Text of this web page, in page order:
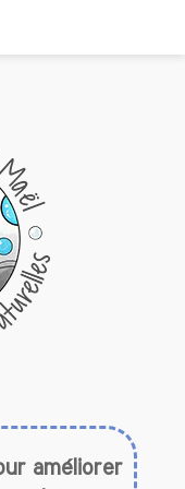
améliorer